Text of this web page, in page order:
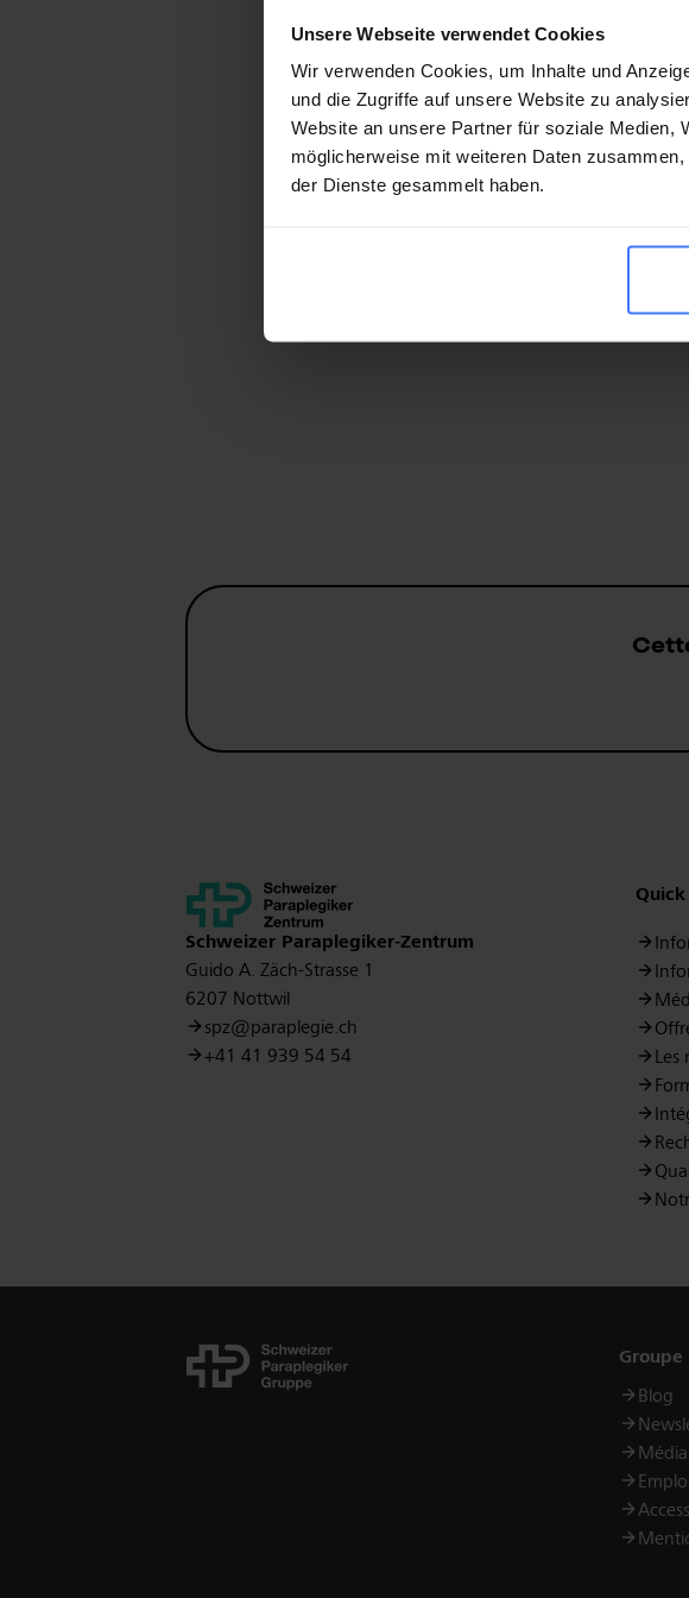
Unsere Webseite verwendet Cookies
Wir verwenden Cookies, um Inhalte und
und die Zugriffe auf unsere Website zu
Website an unsere Partner für soziale Medien,
möglicherweise mit weiteren Daten
der Dienste gesammelt haben.
Secrétariat de la
Kontakt
Schweizer Paraplegiker-Zentrum
Guido A. Zäch-Strasse 1
6207 Nottwil
spz@paraplegie.ch
+41 41 939 54 54
Les
Links
Blog